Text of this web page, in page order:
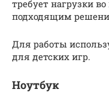
требует нагрузки
подходящим
Для работы
для детских игр.
Ноутбук